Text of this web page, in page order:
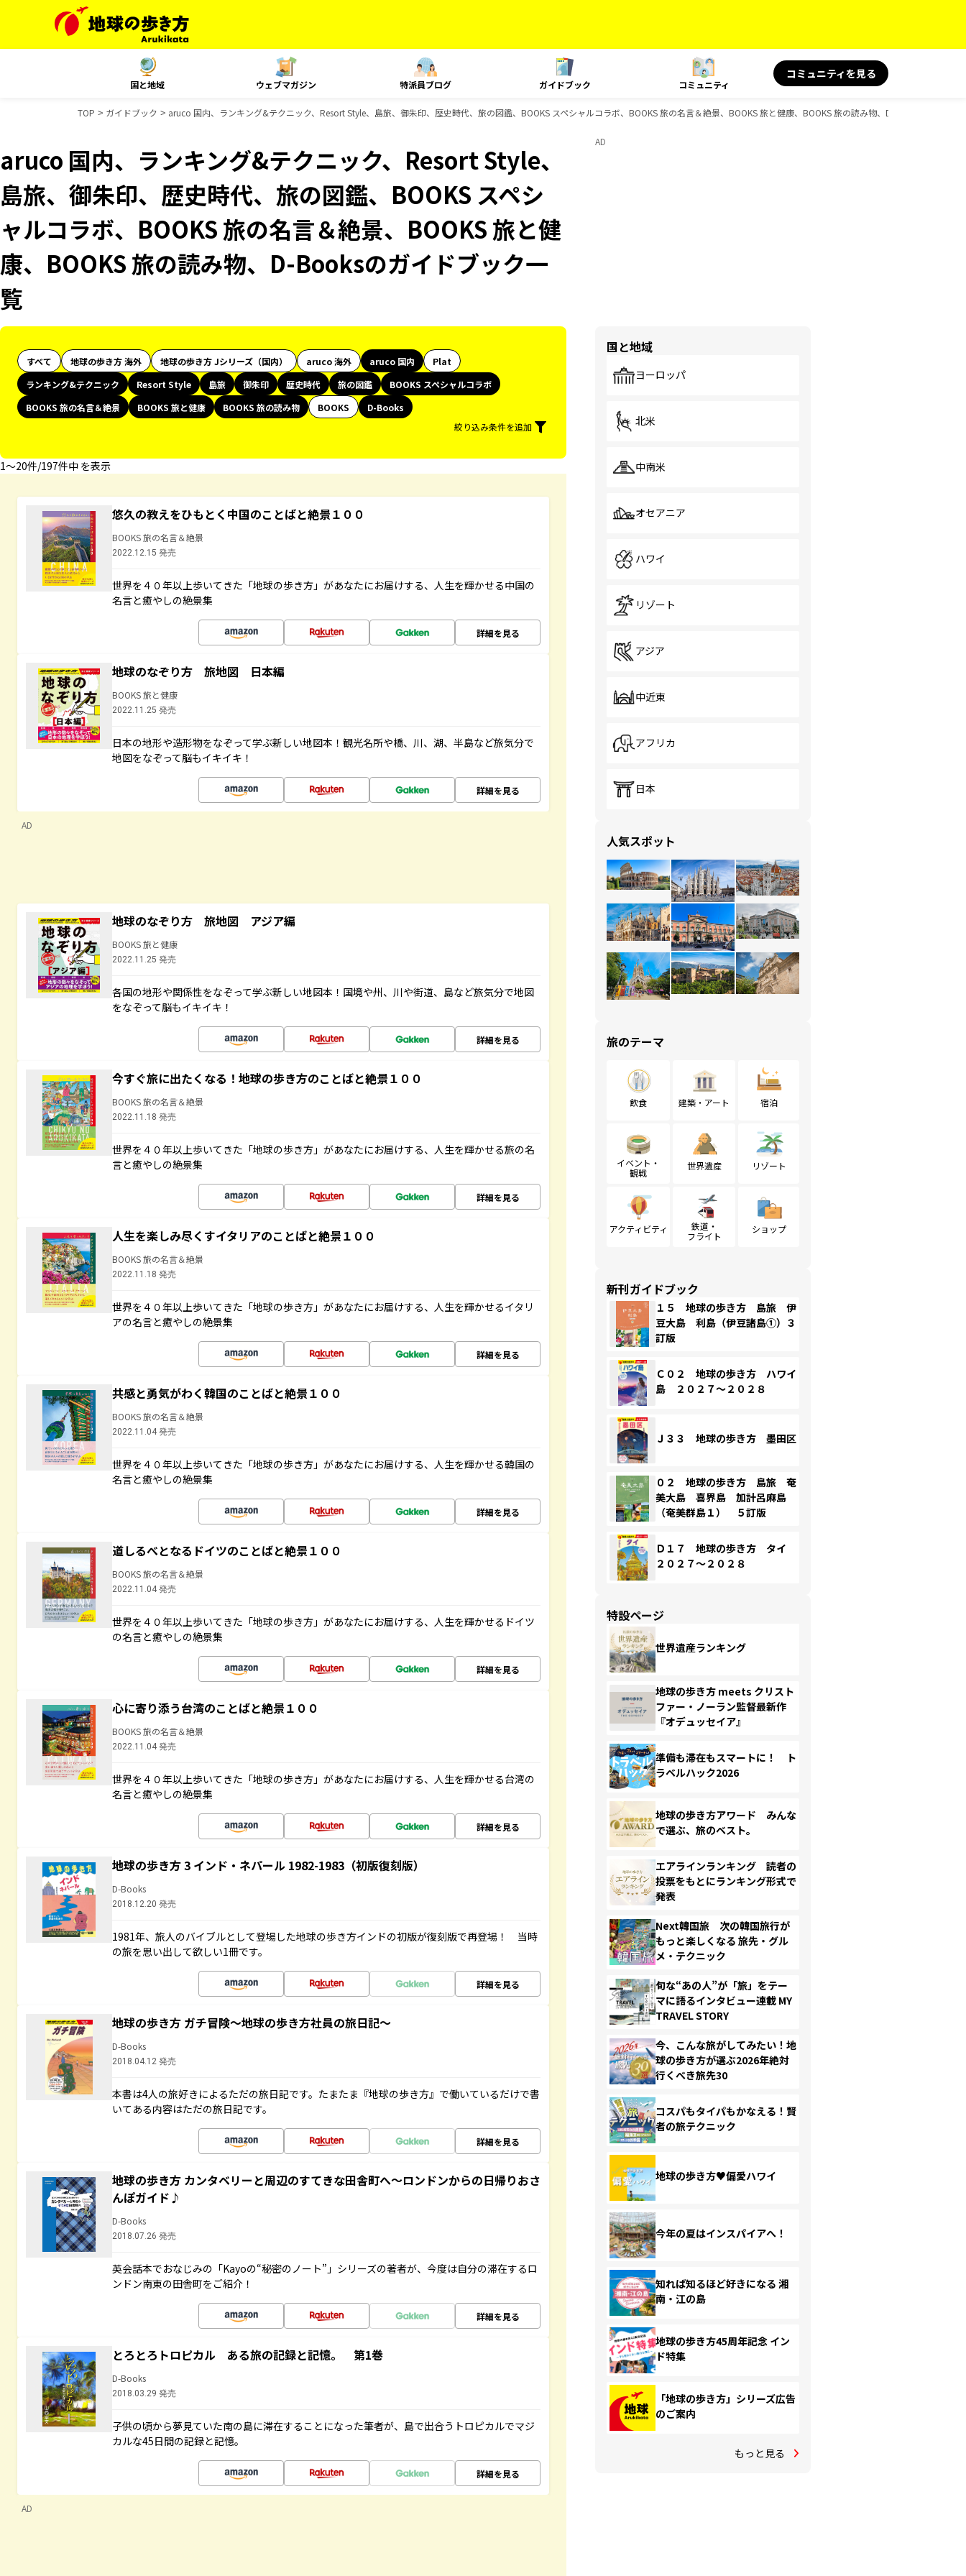
国と地域 ウェブマガジン 特派員ブログ ガイドブック コミュニティ
コミュニティを見る
TOP ガイドブック aruco 国内、ランキング&テクニック、Resort Style、島旅、御朱印、歴史時代、旅の図鑑、BOOKS スペシャルコラボ、BOOKS 旅の名言＆絶景、BOOKS 旅と健康、BOOKS 旅の読み物、D-Booksのガイドブ
aruco 国内、ランキング&テクニック、Resort Style、
島旅、御朱印、歴史時代、旅の図鑑、BOOKS スペシ
ャルコラボ、BOOKS 旅の名言＆絶景、BOOKS 旅と健
康、BOOKS 旅の読み物、D-Booksのガイドブック一
覧
すべて 地球の歩き方 海外 地球の歩き方 Jシリーズ（国内） aruco 海外 aruco 国内
Plat
ランキング&テクニック
Resort Style 島旅 御朱印 歴史時代 旅の図鑑
BOOKS スペシャルコラボ
BOOKS 旅の名言＆絶景
BOOKS 旅と健康 BOOKS 旅の読み物 BOOKS
D-Books
絞り込み条件を追加
1〜20件/197件中 を表示
悠久の教えをひもとく中国のことばと絶景１００
BOOKS 旅の名言＆絶景
2022.12.15 発売
世界を４０年以上歩いてきた「地球の歩き方」があなたにお届けする、人生を輝かせる中国の
名言と癒やしの絶景集
詳細を見る
地球のなぞり方 旅地図 日本編
BOOKS 旅と健康
2022.11.25 発売
日本の地形や造形物をなぞって学ぶ新しい地図本！観光名所や橋、川、湖、半島など旅気分で
地図をなぞって脳もイキイキ！
詳細を見る
AD
地球のなぞり方 旅地図 アジア編
BOOKS 旅と健康
2022.11.25 発売
各国の地形や関係性をなぞって学ぶ新しい地図本！国境や州、川や街道、島など旅気分で地図
をなぞって脳もイキイキ！
詳細を見る
今すぐ旅に出たくなる！地球の歩き方のことばと絶景１００
BOOKS 旅の名言＆絶景
2022.11.18 発売
世界を４０年以上歩いてきた「地球の歩き方」があなたにお届けする、人生を輝かせる旅の名
言と癒やしの絶景集
詳細を見る
人生を楽しみ尽くすイタリアのことばと絶景１００
BOOKS 旅の名言＆絶景
2022.11.18 発売
世界を４０年以上歩いてきた「地球の歩き方」があなたにお届けする、人生を輝かせるイタリ
アの名言と癒やしの絶景集
詳細を見る
共感と勇気がわく韓国のことばと絶景１００
BOOKS 旅の名言＆絶景
2022.11.04 発売
世界を４０年以上歩いてきた「地球の歩き方」があなたにお届けする、人生を輝かせる韓国の
名言と癒やしの絶景集
詳細を見る
道しるべとなるドイツのことばと絶景１００
BOOKS 旅の名言＆絶景
2022.11.04 発売
世界を４０年以上歩いてきた「地球の歩き方」があなたにお届けする、人生を輝かせるドイツ
の名言と癒やしの絶景集
詳細を見る
心に寄り添う台湾のことばと絶景１００
BOOKS 旅の名言＆絶景
2022.11.04 発売
世界を４０年以上歩いてきた「地球の歩き方」があなたにお届けする、人生を輝かせる台湾の
名言と癒やしの絶景集
詳細を見る
地球の歩き方 3 インド・ネパール 1982-1983（初版復刻版）
D-Books
2018.12.20 発売
1981年、旅人のバイブルとして登場した地球の歩き方インドの初版が復刻版で再登場！ 当時
の旅を思い出して欲しい1冊です。
詳細を見る
地球の歩き方 ガチ冒険～地球の歩き方社員の旅日記～
D-Books
2018.04.12 発売
本書は4人の旅好きによるただの旅日記です。たまたま『地球の歩き方』で働いているだけで書
いてある内容はただの旅日記です。
詳細を見る
地球の歩き方 カンタベリーと周辺のすてきな田舎町へ～ロンドンからの日帰りおさ
んぽガイド♪
D-Books
2018.07.26 発売
英会話本でおなじみの「Kayoの“秘密のノート”」シリーズの著者が、今度は自分の滞在するロ
ンドン南東の田舎町をご紹介！
詳細を見る
とろとろトロピカル ある旅の記録と記憶。 第1巻
D-Books
2018.03.29 発売
子供の頃から夢見ていた南の島に滞在することになった筆者が、島で出合うトロピカルでマジ
カルな45日間の記録と記憶。
詳細を見る
AD
AD
国と地域
ヨーロッパ
北米
中南米
オセアニア
ハワイ
リゾート
アジア
中近東
アフリカ
日本
人気スポット
旅のテーマ
飲食 建築・アート 宿泊
イベント・
観戦
世界遺産 リゾート
アクティビティ
鉄道・
フライト
ショップ
新刊ガイドブック
１５ 地球の歩き方 島旅 伊
豆大島 利島（伊豆諸島①）３
訂版
Ｃ０２ 地球の歩き方 ハワイ
島 ２０２７～２０２８
Ｊ３３ 地球の歩き方 墨田区
０２ 地球の歩き方 島旅 奄
美大島 喜界島 加計呂麻島
（奄美群島１） ５訂版
Ｄ１７ 地球の歩き方 タイ
２０２７～２０２８
特設ページ
世界遺産ランキング
地球の歩き方 meets クリスト
ファー・ノーラン監督最新作
『オデュッセイア』
準備も滞在もスマートに！ ト
ラベルハック2026
地球の歩き方アワード みんな
で選ぶ、旅のベスト。
エアラインランキング 読者の
投票をもとにランキング形式で
発表
Next韓国旅 次の韓国旅行が
もっと楽しくなる 旅先・グル
メ・テクニック
旬な“あの人”が「旅」をテー
マに語るインタビュー連載 MY
TRAVEL STORY
今、こんな旅がしてみたい！地
球の歩き方が選ぶ2026年絶対
行くべき旅先30
コスパもタイパもかなえる！賢
者の旅テクニック
地球の歩き方♥偏愛ハワイ
今年の夏はインスパイアへ！
知れば知るほど好きになる 湘
南・江の島
地球の歩き方45周年記念 イン
ド特集
「地球の歩き方」シリーズ広告
のご案内
もっと見る